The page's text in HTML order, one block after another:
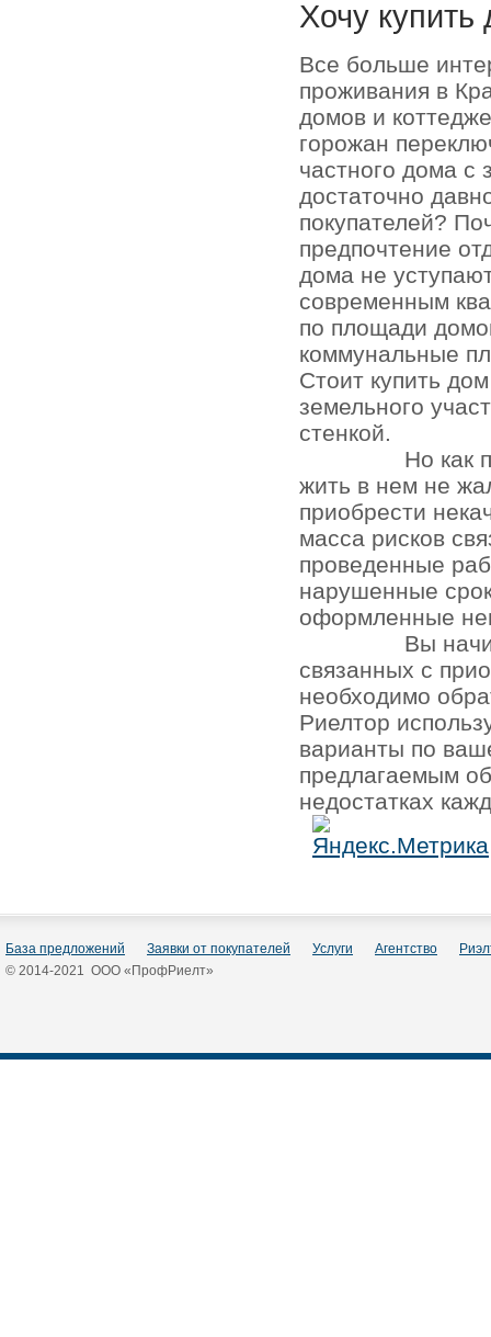
Хочу купить
Все больше
проживания в
домов и
горожан
частного дома с
достаточно
покупателей?
предпочтение
дома не
современным
по площади
коммунальные
Стоит купить
земельного
стенкой.
Но как
жить в нем не
приобрести
масса рисков
проведенные
нарушенные
оформленные
Вы
связанных с
необходимо
Риелтор
варианты по
предлагаемым
недостатках
База предложений Заявки от покупателей Услуги Агентство
© 2014-2021 ООО «ПрофРиелт»